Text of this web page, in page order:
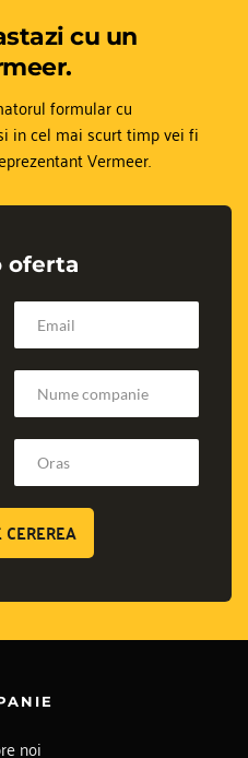
cu un
formular cu
in cel mai scurt timp vei fi
Vermeer.
oferta
noi